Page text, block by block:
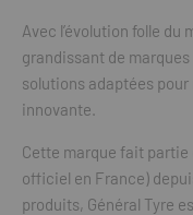
Avec l’évolution folle du
grandissant de
solutions adaptées
innovante.
Cette marque fait
officiel en France)
produits, Général Tyre